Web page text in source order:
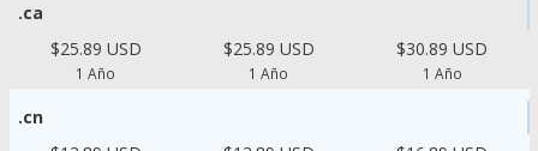
.ca
$25.89 USD
1 Año
$25.89 USD
1 Año
$30.89 USD
1 Año
.cn